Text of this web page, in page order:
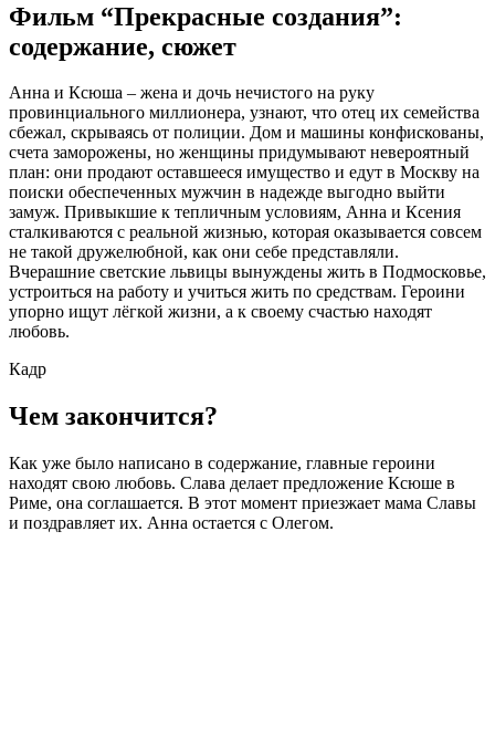
Фильм “Прекрасные создания”:
содержание, сюжет
Анна и Ксюша – жена и дочь нечистого на руку
провинциального миллионера, узнают, что отец их семейства
сбежал, скрываясь от полиции. Дом и машины конфискованы,
счета заморожены, но женщины придумывают невероятный
план: они продают оставшееся имущество и едут в Москву на
поиски обеспеченных мужчин в надежде выгодно выйти
замуж. Привыкшие к тепличным условиям, Анна и Ксения
сталкиваются с реальной жизнью, которая оказывается совсем
не такой дружелюбной, как они себе представляли.
Вчерашние светские львицы вынуждены жить в Подмосковье,
устроиться на работу и учиться жить по средствам. Героини
упорно ищут лёгкой жизни, а к своему счастью находят
любовь.
Кадр
Чем закончится?
Как уже было написано в содержание, главные героини
находят свою любовь. Слава делает предложение Ксюше в
Риме, она соглашается. В этот момент приезжает мама Славы
и поздравляет их. Анна остается с Олегом.